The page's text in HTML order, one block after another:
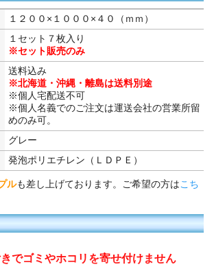
１２００×１０００×４０（ｍｍ）
１セット７枚入り
※セット販売のみ
送料込み
※北海道・沖縄・離島は送料別途
※個人宅配送不可
※個人名義でのご注文は運送会社の営業所留
めのみ可。
グレー
発泡ポリエチレン（ＬＤＰＥ）
ルも差し上げております。ご希望の方はこち
でゴミやホコリを寄せ付けません